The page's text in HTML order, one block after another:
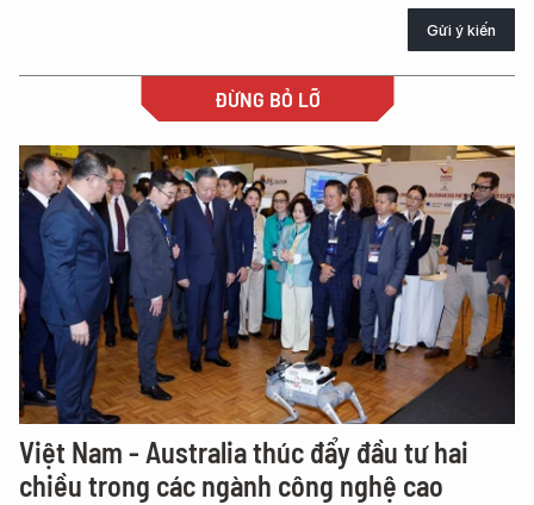
Gửi ý kiến
ĐỪNG BỎ LỠ
Việt Nam - Australia thúc đẩy đầu tư hai
chiều trong các ngành công nghệ cao